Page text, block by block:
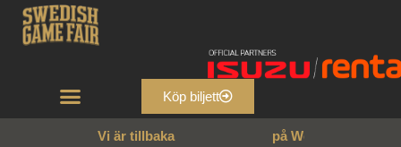
Köp biljett
Vi är tillbaka på We